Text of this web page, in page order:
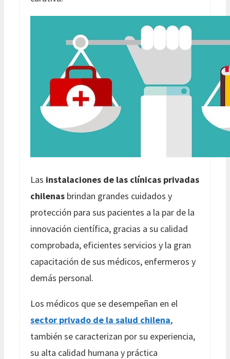
Las instalaciones de las clínicas privadas
chilenas brindan grandes cuidados y
protección para sus pacientes a la par de la
innovación científica, gracias a su calidad
comprobada, eficientes servicios y la gran
capacitación de sus médicos, enfermeros y
demás personal.
Los médicos que se desempeñan en el
sector privado de la salud chilena,
también se caracterizan por su experiencia,
su alta calidad humana y práctica